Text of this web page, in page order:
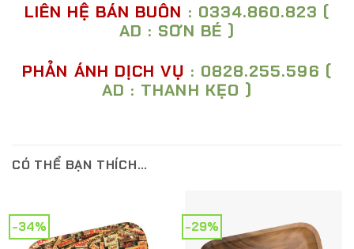
LIÊN HỆ BÁN BUÔN : 0334.860.823 (
AD : SƠN BÉ )
PHẢN ÁNH DỊCH VỤ : 0828.255.596 (
AD : THANH KẸO )
CÓ THỂ BẠN THÍCH…
-34% -29%